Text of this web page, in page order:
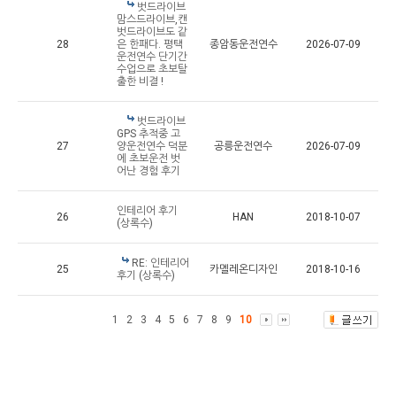
28
벗드라이브
맘스드라이브,캔
벗드라이브도 같
은 한패다. 평택
운전연수 단기간
수업으로 초보탈
출한 비결 !
종암동운전연수 2026-07-09
27
벗드라이브
GPS 추적중 고
양운전연수 덕분
에 초보운전 벗
어난 경험 후기
공릉운전연수 2026-07-09
26
인테리어 후기
(상록수)
HAN 2018-10-07
25
RE: 인테리어
후기 (상록수)
카멜레온디자인 2018-10-16
1 2 3 4 5 6 7 8 9 10